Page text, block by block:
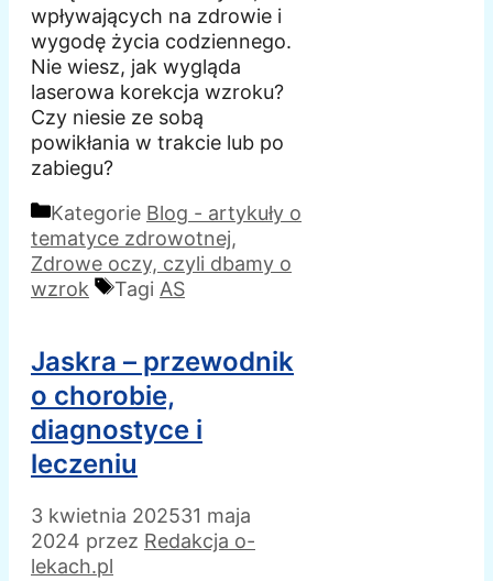
wpływających na zdrowie i
wygodę życia codziennego.
Nie wiesz, jak wygląda
laserowa korekcja wzroku?
Czy niesie ze sobą
powikłania w trakcie lub po
zabiegu?
Kategorie Blog - artykuły o
tematyce zdrowotnej,
Zdrowe oczy, czyli dbamy o
wzrok
Tagi AS
Jaskra – przewodnik
o chorobie,
diagnostyce i
leczeniu
3 kwietnia 202531 maja
2024 przez Redakcja o-
lekach.pl